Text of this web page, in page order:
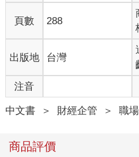
就該理直氣壯」的執拗迴圈；分
贏10%就好」，要智取不執拗，
選項。記住，平常就要練習，才能
•有效回應︰回應攻擊時，最忌諱
回應敵意或錯誤訊息的訣竅是回
立場堅定。記住，你也可以用新
重點放未來，可有效解除對方的防
•設立界限︰解決衝突時，最忌諱
設立界限的訣竅是建立規則，並
住，翻轉他們的行為動機才有生機
其實，就算你不確定對方是否有
頁數 288
出版地 台灣
注音
中文書 ＞ 財經企管 ＞ 職
商品評價